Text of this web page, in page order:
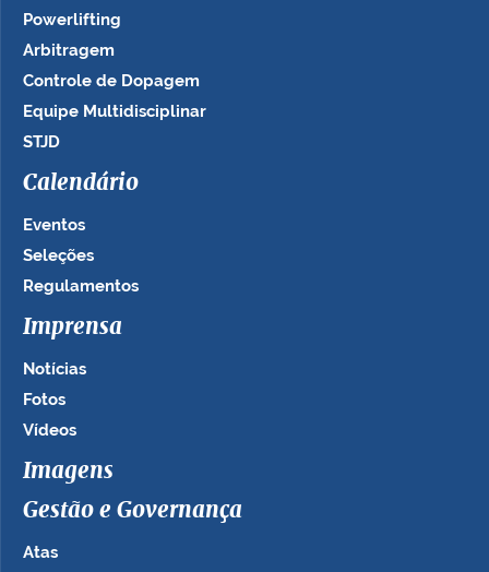
Powerlifting
Arbitragem
Controle de Dopagem
Equipe Multidisciplinar
STJD
Calendário
Eventos
Seleções
Regulamentos
Imprensa
Notícias
Fotos
Vídeos
Imagens
Gestão e Governança
Atas